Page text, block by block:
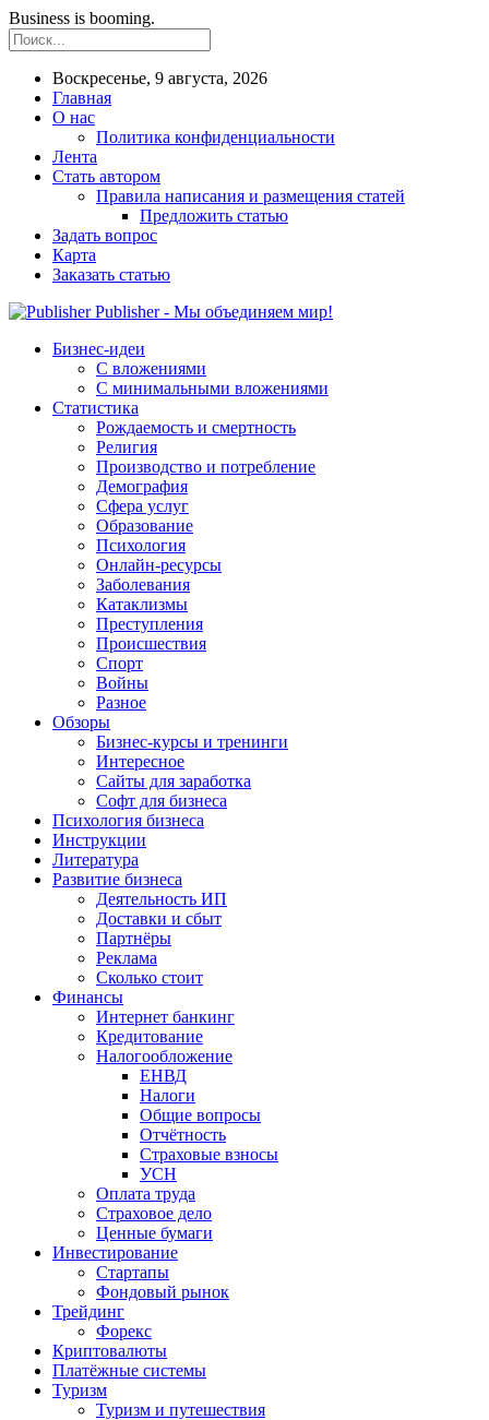
Business is booming.
Воскресенье, 9 августа, 2026
Главная
О нас
Политика конфиденциальности
Лента
Стать автором
Правила написания и размещения статей
Предложить статью
Задать вопрос
Карта
Заказать статью
Publisher - Мы объединяем мир!
Бизнес-идеи
С вложениями
С минимальными вложениями
Статистика
Рождаемость и смертность
Религия
Производство и потребление
Демография
Сфера услуг
Образование
Психология
Онлайн-ресурсы
Заболевания
Катаклизмы
Преступления
Происшествия
Спорт
Войны
Разное
Обзоры
Бизнес-курсы и тренинги
Интересное
Сайты для заработка
Софт для бизнеса
Психология бизнеса
Инструкции
Литература
Развитие бизнеса
Деятельность ИП
Доставки и сбыт
Партнёры
Реклама
Сколько стоит
Финансы
Интернет банкинг
Кредитование
Налогообложение
ЕНВД
Налоги
Общие вопросы
Отчётность
Страховые взносы
УСН
Оплата труда
Страховое дело
Ценные бумаги
Инвестирование
Стартапы
Фондовый рынок
Трейдинг
Форекс
Криптовалюты
Платёжные системы
Туризм
Туризм и путешествия